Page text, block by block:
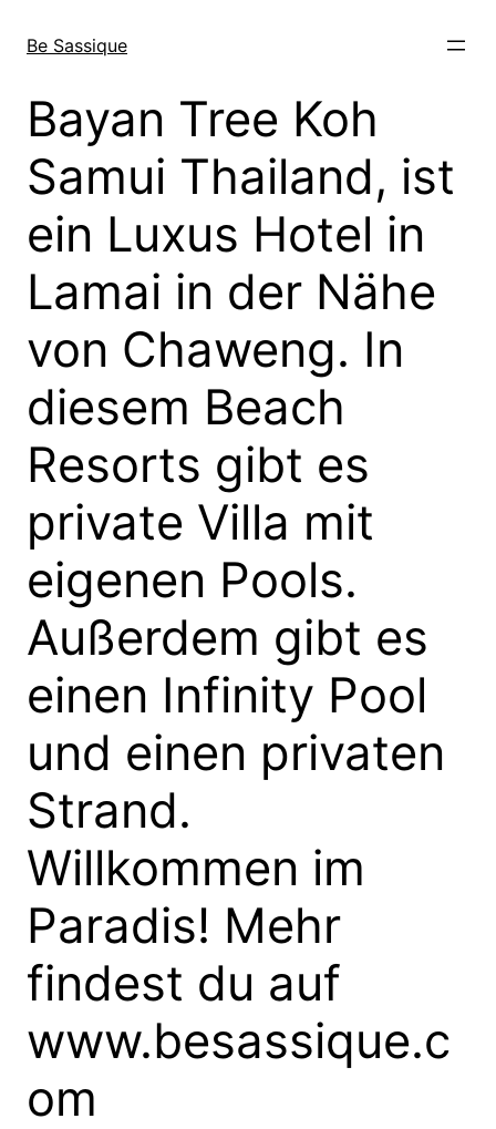
zum
wechseln
Be Sassique
Bayan Tree Koh
Samui Thailand, ist
ein Luxus Hotel in
Lamai in der Nähe
von Chaweng. In
diesem Beach
Resorts gibt es
private Villa mit
eigenen Pools.
Außerdem gibt es
einen Infinity Pool
und einen privaten
Strand.
Willkommen im
Paradis! Mehr
findest du auf
www.besassique.c
om